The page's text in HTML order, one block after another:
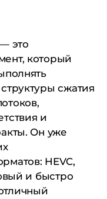
— это
который
сжатия
и
Он уже
HEVC,
и быстро